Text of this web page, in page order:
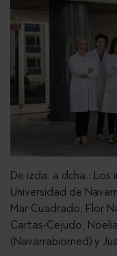
De izda. a dcha.: Los
Universidad de
Mar Cuadrado, Flor
Cartas-Cejudo,
(Navarrabiomed) y